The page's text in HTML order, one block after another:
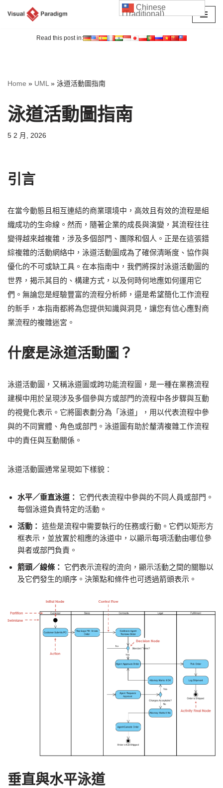
Read this post in:
Home » UML» 泳道活動圖指南
泳道活動圖指南
5 2 月, 2026
引言
在當今動態且相互連結的商業環境中，高效且有效的流程是組
織成功的生命線。然而，隨著企業的成長與演變，其流程往往
變得越來越複雜，涉及多個部門、團隊和個人。正是在這張錯
綜複雜的活動網絡中，泳道活動圖成為了確保清晰度、協作與
優化的不可或缺工具。在本指南中，我們將探討泳道活動圖的
世界，揭示其目的、構建方式，以及何時何地應如何運用它
們。無論您是經驗豐富的流程分析師，還是希望簡化工作流程
的新手，本指南都將為您提供知識與洞見，讓您有信心應對商
業流程的複雜迷宮。
什麼是泳道活動圖？
泳道活動圖，又稱泳道圖或跨功能流程圖，是一種在業務流程
建模中用於呈現涉及多個參與方或部門的流程中各步驟與互動
的視覺化表示。它將圖表劃分為「泳道」，用以代表流程中參
與的不同實體、角色或部門。泳道圖有助於釐清複雜工作流程
中的責任與互動關係。
泳道活動圖通常呈現如下樣貌：
水平／垂直泳道： 它們代表流程中參與的不同人員或部門。
每個泳道負責特定的活動。
活動： 這些是流程中需要執行的任務或行動。它們以矩形方
框表示，並放置於相應的泳道中，以顯示每項活動由哪位參
與者或部門負責。
箭頭／線條： 它們表示流程的流向，顯示活動之間的關聯以
及它們發生的順序。決策點和條件也可透過箭頭表示。
垂直與水平泳道
Chinese
(Traditional)